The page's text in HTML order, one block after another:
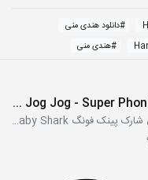
#دانلود هندی منی
#هندی منی
Jog Jog Jog - Super Phonics
بیبی شارک پینک فونگ Pink Fong Baby Shark